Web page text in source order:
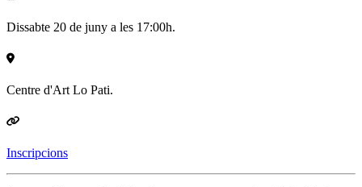
Dissabte 20 de juny a les 17:00h.
Centre d'Art Lo Pati.
Inscripcions